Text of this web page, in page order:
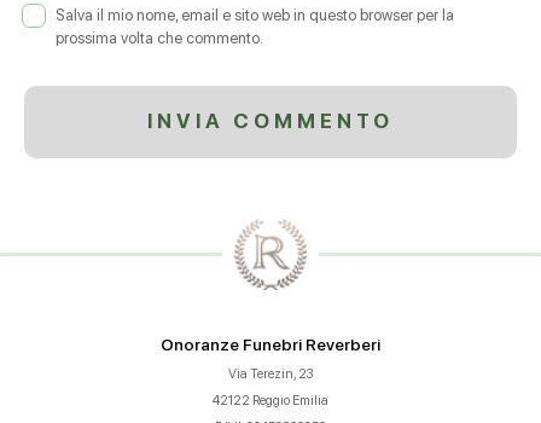
Salva il mio nome, email e sito web in questo browser per la
prossima volta che commento.
Onoranze Funebri Reverberi
Via Terezin, 23
42122 Reggio Emilia